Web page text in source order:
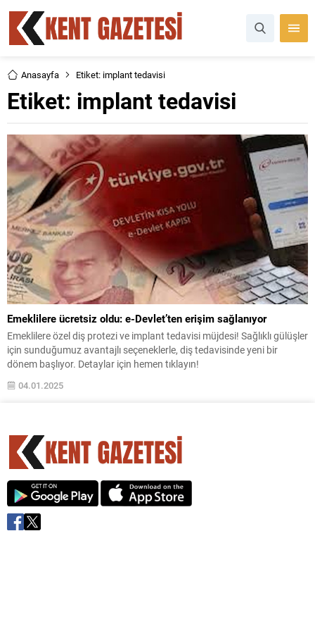
Anasayfa Etiket: implant tedavisi
Etiket: implant tedavisi
Emeklilere ücretsiz oldu: e-Devlet’ten erişim sağlanıyor
Emeklilere özel diş protezi ve implant tedavisi müjdesi! Sağlıklı gülüşler
için sunduğumuz avantajlı seçeneklerle, diş tedavisinde yeni bir
dönem başlıyor. Detaylar için hemen tıklayın!
04.01.2025